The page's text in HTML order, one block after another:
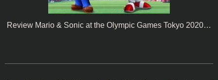
Review Mario & Sonic at the Olympic Games Tokyo 2020…